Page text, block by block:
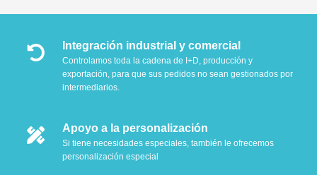
Integración industrial y comercial
Controlamos toda la cadena de I+D, producción y
exportación, para que sus pedidos no sean gestionados por
intermediarios.
Apoyo a la personalización
Si tiene necesidades especiales, también le ofrecemos
personalización especial